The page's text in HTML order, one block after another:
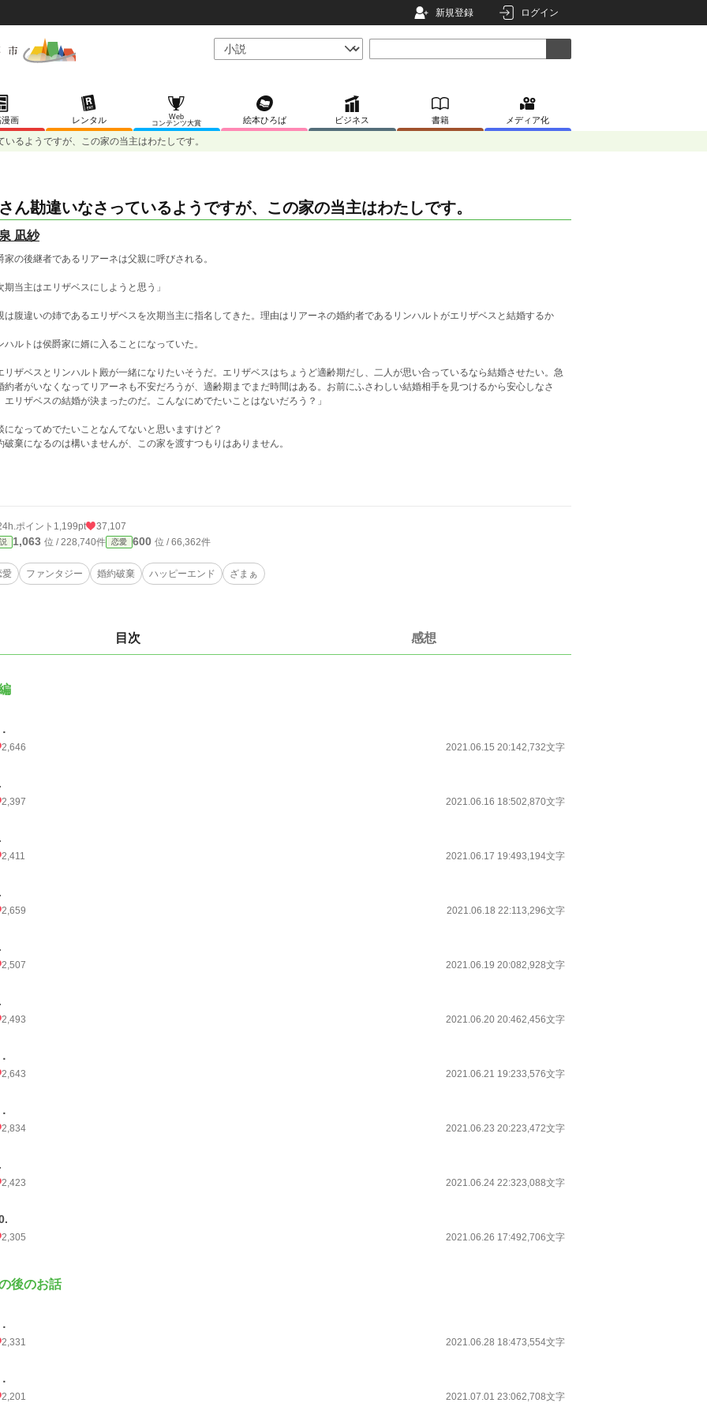
新規登録 ログイン
画 レンタル
Web
コンテンツ大賞
絵本ひろば ビジネス 書籍 メディア化
るようですが、この家の当主はわたしです。
ん勘違いなさっているようですが、この家の当主はわたしです。
凪紗
家の後継者であるリアーネは父親に呼びされる。
期当主はエリザベスにしようと思う」
は腹違いの姉であるエリザベスを次期当主に指名してきた。理由はリアーネの婚約者であるリンハルトがエリザベスと結婚するか
ハルトは侯爵家に婿に入ることになっていた。
リザベスとリンハルト殿が一緒になりたいそうだ。エリザベスはちょうど適齢期だし、二人が思い合っているなら結婚させたい。急
約者がいなくなってリアーネも不安だろうが、適齢期までまだ時間はある。お前にふさわしい結婚相手を見つけるから安心しなさ
エリザベスの結婚が決まったのだ。こんなにめでたいことはないだろう？」
になってめでたいことなんてないと思いますけど？
破棄になるのは構いませんが、この家を渡すつもりはありません。
ポイント 1,199pt 37,107
1,063 位 / 228,740件 恋愛 600 位 / 66,362件
愛 ファンタジー 婚約破棄 ハッピーエンド ざまぁ
目次 感想
2,646 2021.06.15 20:142,732文字
2,397 2021.06.16 18:502,870文字
2,411 2021.06.17 19:493,194文字
2,659 2021.06.18 22:113,296文字
2,507 2021.06.19 20:082,928文字
2,493 2021.06.20 20:462,456文字
2,643 2021.06.21 19:233,576文字
2,834 2021.06.23 20:223,472文字
2,423 2021.06.24 22:323,088文字
2,305 2021.06.26 17:492,706文字
後のお話
2,331 2021.06.28 18:473,554文字
2,201 2021.07.01 23:062,708文字